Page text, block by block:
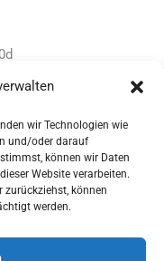
wir Technologien wie
und/oder darauf
können wir Daten
Website verarbeiten.
können
werden.
39 0